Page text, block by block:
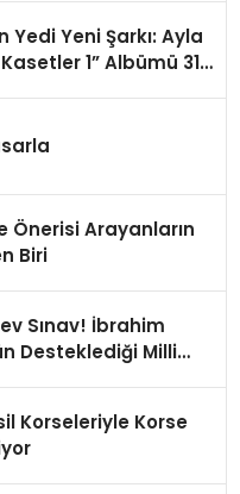
Yedi Yeni Şarkı: Ayla
1” Albümü 31
Önerisi Arayanların
Biri
Sınav! İbrahim
Desteklediği Milli
Korseleriyle Korse